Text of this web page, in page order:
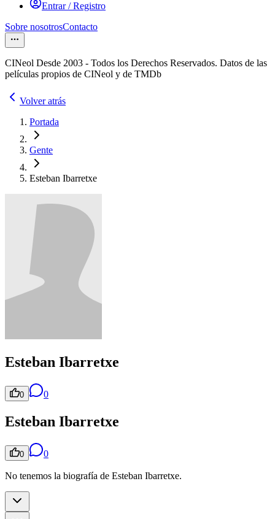
Entrar / Registro
Sobre nosotrosContacto
CINeol Desde 2003 - Todos los Derechos Reservados. Datos de las
películas propios de CINeol y de TMDb
Volver atrás
Portada
Gente
Esteban Ibarretxe
Esteban Ibarretxe
0 0
Esteban Ibarretxe
0 0
No tenemos la biografía de Esteban Ibarretxe.